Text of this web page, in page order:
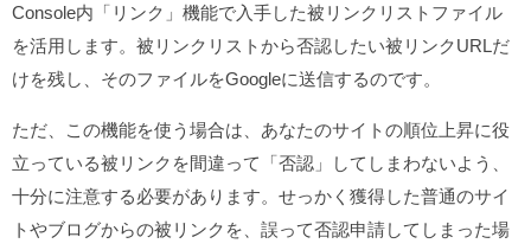
Console内「リンク」機能で入手した被リンクリストファイル
を活用します。被リンクリストから否認したい被リンクURLだ
けを残し、そのファイルをGoogleに送信するのです。
ただ、この機能を使う場合は、あなたのサイトの順位上昇に役
立っている被リンクを間違って「否認」してしまわないよう、
十分に注意する必要があります。せっかく獲得した普通のサイ
トやブログからの被リンクを、誤って否認申請してしまった場